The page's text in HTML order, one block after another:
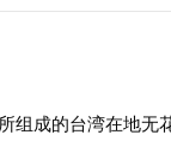
组成的台湾在地无